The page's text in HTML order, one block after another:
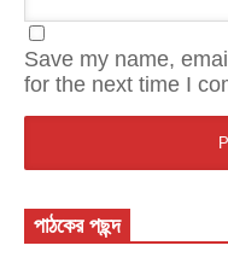
Save my name,
for the next time I
পাঠকের পছন্দ